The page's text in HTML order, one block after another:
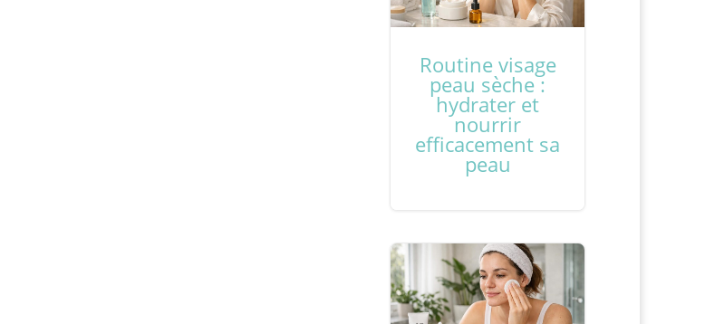
Routine visage
peau sèche :
hydrater et
nourrir
efficacement sa
peau